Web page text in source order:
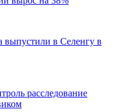
выпустили в Селенгу в
расследование